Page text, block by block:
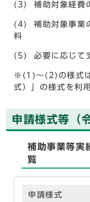
(3) 補助対象経費
(4) 補助対象事業
料
(5) 必要に応じて
※(1)～(2)の様式
式）」の様式を利
申請様式等（
補助事業等実
覧
申請様式